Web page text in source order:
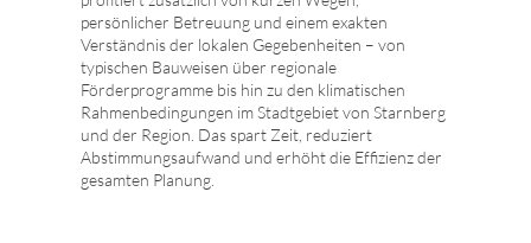
persönlicher Betreuung und einem exakten
Verständnis der lokalen Gegebenheiten – von
typischen Bauweisen über regionale
Förderprogramme bis hin zu den klimatischen
Rahmenbedingungen im Stadtgebiet von Starnberg
und der Region. Das spart Zeit, reduziert
Abstimmungsaufwand und erhöht die Effizienz der
gesamten Planung.